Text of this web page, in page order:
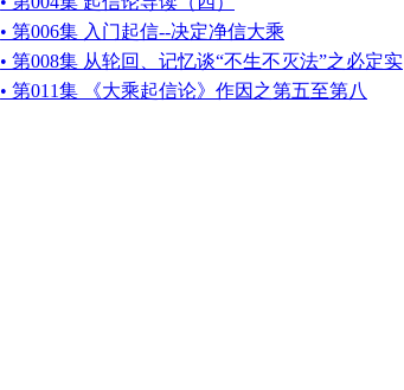
• 第006集 入门起信--决定净信大乘
• 第008集 从轮回、记忆谈“不生不灭法”之必定实
• 第011集 《大乘起信论》作因之第五至第八